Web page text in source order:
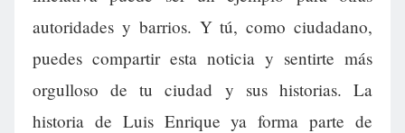
autoridades y barrios. Y tú, como ciudadano,
puedes compartir esta noticia y sentirte más
orgulloso de tu ciudad y sus historias. La
historia de Luis Enrique ya forma parte de